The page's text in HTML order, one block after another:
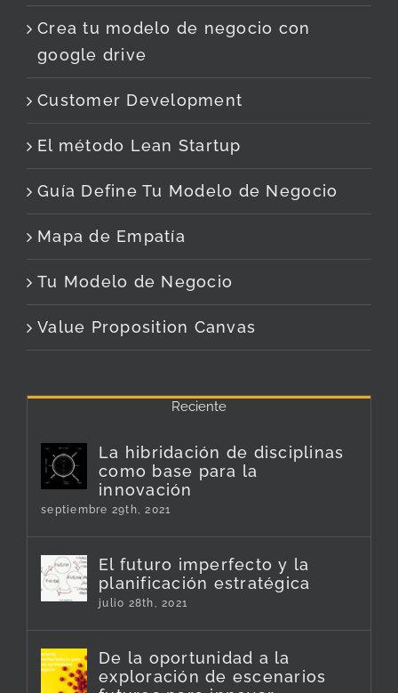
Crea tu modelo de negocio con
google drive
Customer Development
El método Lean Startup
Guía Define Tu Modelo de Negocio
Mapa de Empatía
Tu Modelo de Negocio
Value Proposition Canvas
Reciente
La hibridación de disciplinas
como base para la
innovación
septiembre 29th, 2021
El futuro imperfecto y la
planificación estratégica
julio 28th, 2021
De la oportunidad a la
exploración de escenarios